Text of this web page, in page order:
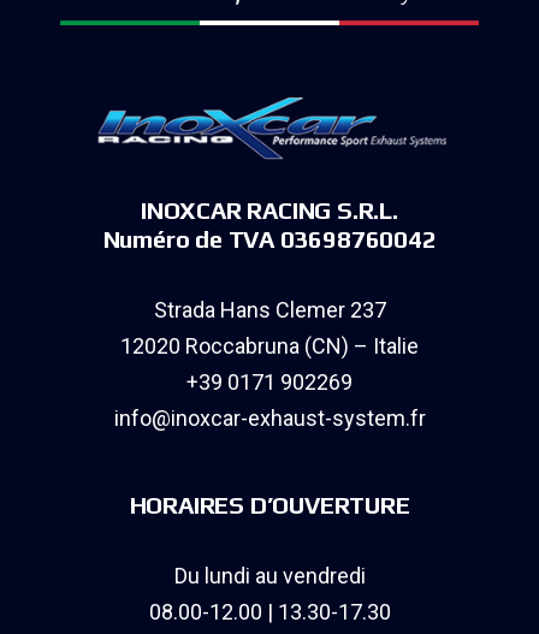
INOXCAR RACING S.R.L.
Numéro de TVA 03698760042
Strada Hans Clemer 237
12020 Roccabruna (CN) – Italie
+39 0171 902269
info@inoxcar-exhaust-system.fr
HORAIRES D’OUVERTURE
Du lundi au vendredi
08.00-12.00 | 13.30-17.30